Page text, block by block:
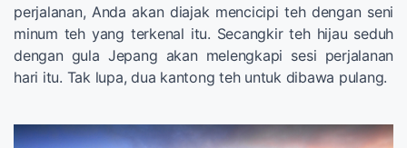
perjalanan, Anda akan diajak mencicipi teh dengan seni
minum teh yang terkenal itu. Secangkir teh hijau seduh
dengan gula Jepang akan melengkapi sesi perjalanan
hari itu. Tak lupa, dua kantong teh untuk dibawa pulang.